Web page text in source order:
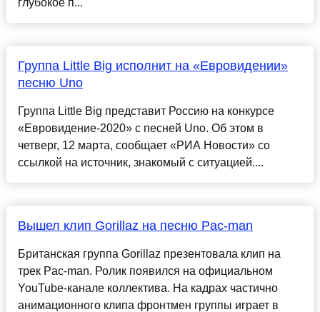
глубокое п...
Группа Little Big исполнит на «Евровидении»
песню Uno
Группа Little Big представит Россию на конкурсе
«Евровидение-2020» с песней Uno. Об этом в
четверг, 12 марта, сообщает «РИА Новости» со
ссылкой на источник, знакомый с ситуацией....
Вышел клип Gorillaz на песню Pac-man
Британская группа Gorillaz презентовала клип на
трек Pac-man. Ролик появился на официальном
YouTube-канале коллектива. На кадрах частично
анимационного клипа фронтмен группы играет в